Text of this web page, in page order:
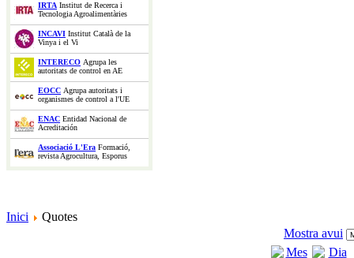
IRTA Institut de Recerca i
Tecnologia Agroalimentàries
INCAVI Institut Català de la
Vinya i el Vi
INTERECO Agrupa les
autoritats de control en AE
EOCC Agrupa autoritats i
organismes de control a l'UE
ENAC Entidad Nacional de
Acreditación
Associació L'Era Formació,
revista Agrocultura, Esporus
Inici
Quotes
Mostra avui